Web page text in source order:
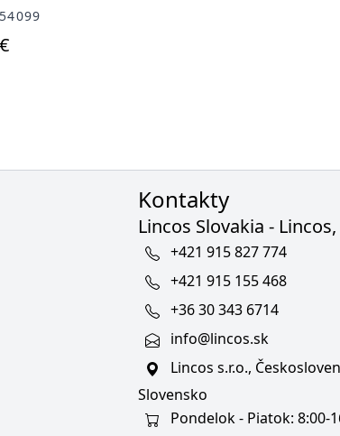
Kontakty
Lincos Slovakia -
+421 915 827 774
+421 915 155 468
+36 30 343 6714
info@lincos.sk
Lincos s.r.o.,
Slovensko
Pondelok - Piatok: 8:00-